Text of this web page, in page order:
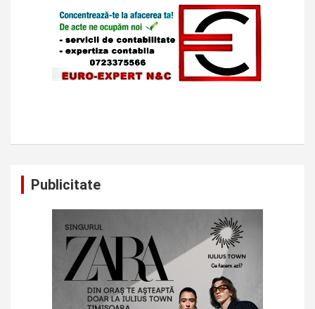
Publicitate